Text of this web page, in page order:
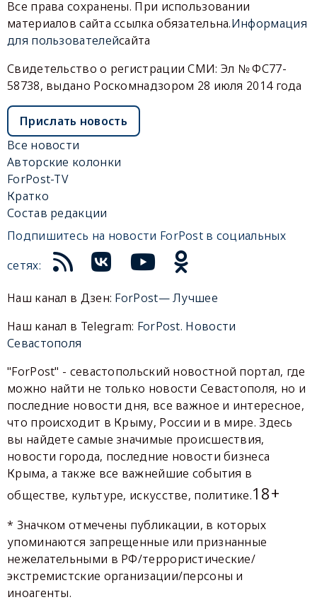
Все права сохранены. При использовании
материалов сайта ссылка обязательна.Информация
для пользователейсайта
Свидетельство о регистрации СМИ: Эл № ФС77-
58738, выдано Роскомнадзором 28 июля 2014 года
Прислать новость
Все новости
Авторские колонки
ForPost-TV
Кратко
Состав редакции
Подпишитесь на новости ForPost в социальных
сетях:
Наш канал в Дзен: ForPost— Лучшее
Наш канал в Telegram: ForPost. Новости
Севастополя
"ForPost" - севастопольский новостной портал, где
можно найти не только новости Севастополя, но и
последние новости дня, все важное и интересное,
что происходит в Крыму, России и в мире. Здесь
вы найдете самые значимые происшествия,
новости города, последние новости бизнеса
Крыма, а также все важнейшие события в
обществе, культуре, искусстве, политике.18+
* Значком отмечены публикации, в которых
упоминаются запрещенные или признанные
нежелательными в РФ/террористические/
экстремистские организации/персоны и
иноагенты.